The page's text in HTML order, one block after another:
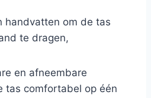
handvatten om de tas
te dragen,
en afneembare
tas comfortabel op één